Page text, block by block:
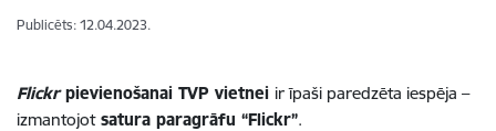
Publicēts: 12.04.2023.
Flickrpievienošanai TVP vietnei ir īpaši paredzēta iespēja –
izmantojotsatura paragrāfu “Flickr”.